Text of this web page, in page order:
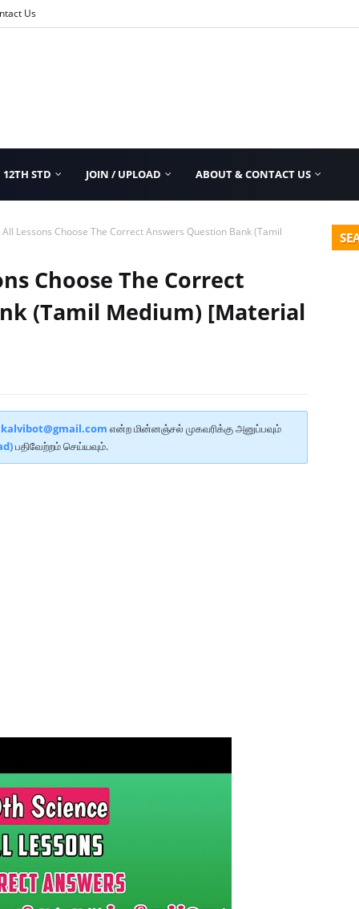
Us
12TH STD JOIN / UPLOAD ABOUT & CONTACT US
Lessons Choose The Correct Answers Question Bank (Tamil
Choose The Correct
(Tamil Medium) [Material
என்ற மின்னஞ்சல் முகவரிக்கு அனுப்பவும்
பதிவேற்றம் செய்யவும்.